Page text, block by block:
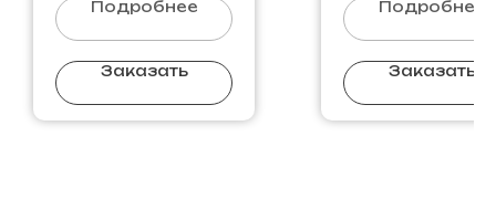
Подробнее
Заказать
Подробнее
Заказать